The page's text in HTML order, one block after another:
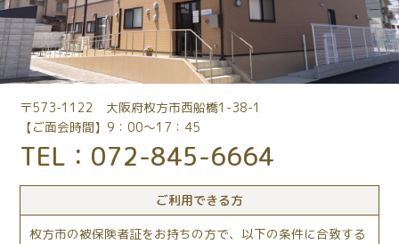
〒573-1122 大阪府枚方市西船橋1-38-1
【ご面会時間】9：00～17：45
TEL：072-845-6664
ご利用できる方
枚方市の被保険者証をお持ちの方で、以下の条件に合致する